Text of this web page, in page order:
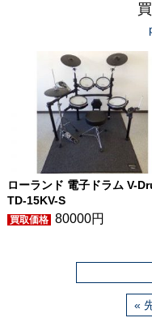
ローランド 電子ドラム V-
TD-15KV-S
80000円
«